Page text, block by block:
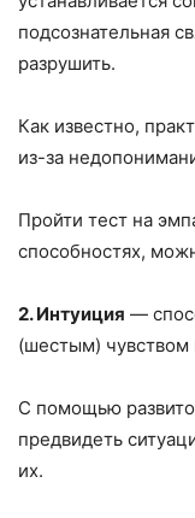
подсознательная
разрушить.
Как известно,
из-за
Пройти тест на
способностях,
2. Интуиция —
(шестым) чувством
С помощью
предвидеть
их.